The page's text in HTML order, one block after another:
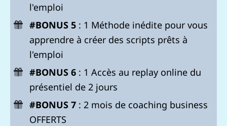
l'emploi
#BONUS 5: 1 Méthode inédite pour vous
apprendre à créer des scripts prêts à
l'emploi
#BONUS 6: 1 Accès au replay online du
présentiel de 2 jours
#BONUS 7 : 2 mois de coaching business
OFFERTS